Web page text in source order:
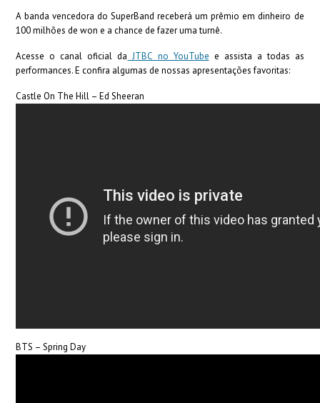
A banda vencedora do SuperBand receberá um prêmio em dinheiro de
100 milhões de won e a chance de fazer uma turnê.
Acesse o canal oficial da JTBC no YouTube e assista a todas as
performances. E confira algumas de nossas apresentações favoritas:
Castle On The Hill – Ed Sheeran
BTS – Spring Day